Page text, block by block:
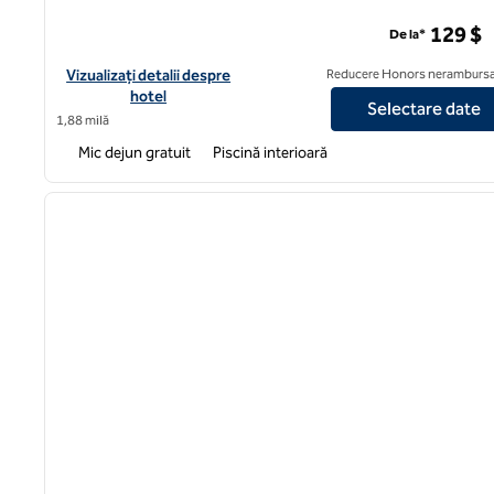
Vizualizați detaliile hotelului Hampton Inn & Suites Boston
Vizualizați detalii despre
hotel
1,88 milă
De la* 129 $
Reducere Honors
Selectare date
Mic dejun gratuit Piscină interioară
1 din 12